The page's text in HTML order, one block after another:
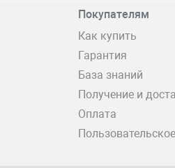
Покупателям
Как купить
Гарантия
База знаний
Получение и
Оплата